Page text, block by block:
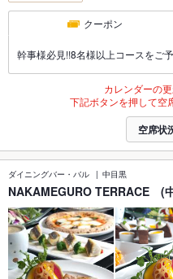
クーポン
幹事様必見!!8名様以上コースをご
カレンダーの
下記ボタンを押して空
空席状
ダイニングバー・バル 中目黒
NAKAMEGURO TERRACE (